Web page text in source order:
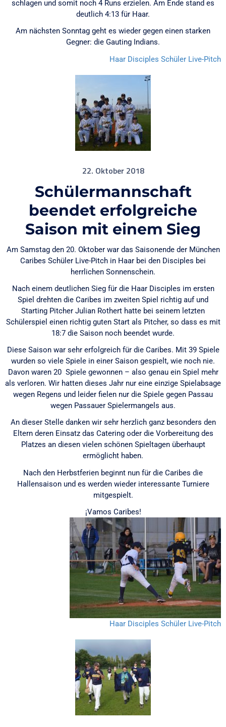
schlagen und somit noch 4 Runs erzielen. Am Ende stand es
deutlich 4:13 für Haar.
Am nächsten Sonntag geht es wieder gegen einen starken
Gegner: die Gauting Indians.
Haar Disciples Schüler Live-Pitch
22. Oktober 2018
Schülermannschaft
beendet erfolgreiche
Saison mit einem Sieg
Am Samstag den 20. Oktober war das Saisonende der München
Caribes Schüler Live-Pitch in Haar bei den Disciples bei
herrlichen Sonnenschein.
Nach einem deutlichen Sieg für die Haar Disciples im ersten
Spiel drehten die Caribes im zweiten Spiel richtig auf und
Starting Pitcher Julian Rothert hatte bei seinem letzten
Schülerspiel einen richtig guten Start als Pitcher, so dass es mit
18:7 die Saison noch beendet wurde.
Diese Saison war sehr erfolgreich für die Caribes. Mit 39 Spiele
wurden so viele Spiele in einer Saison gespielt, wie noch nie.
Davon waren 20 Spiele gewonnen – also genau ein Spiel mehr
als verloren. Wir hatten dieses Jahr nur eine einzige Spielabsage
wegen Regens und leider fielen nur die Spiele gegen Passau
wegen Passauer Spielermangels aus.
An dieser Stelle danken wir sehr herzlich ganz besonders den
Eltern deren Einsatz das Catering oder die Vorbereitung des
Platzes an diesen vielen schönen Spieltagen überhaupt
ermöglicht haben.
Nach den Herbstferien beginnt nun für die Caribes die
Hallensaison und es werden wieder interessante Turniere
mitgespielt.
¡Vamos Caribes!
Haar Disciples Schüler Live-Pitch